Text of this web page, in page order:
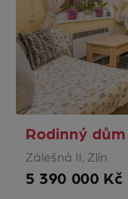
Rodinný
Zálešná II, Zlín
5 390 000 Kč